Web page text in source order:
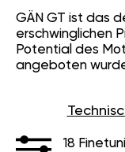
GÄN GT ist das
erschwinglichen
Potential des
angeboten
18